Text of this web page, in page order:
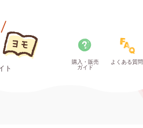
ト
購入・販売
ガイド
よくある質問